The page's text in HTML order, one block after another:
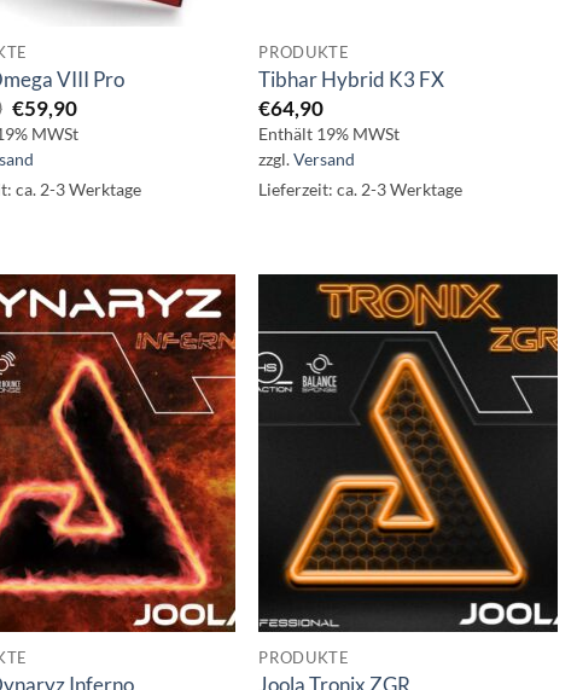
VIII Pro
Ursprünglicher
Preis
war:
€64,90
€59,90Aktueller
Preis
ist:
MWSt
ca. 2-3 Werktage
PRODUKTE
Tibhar Hybrid K3 FX
€64,90
Enthält 19% MWSt
zzgl.Versand
Lieferzeit: ca. 2-3 Werktage
PRODUKTE